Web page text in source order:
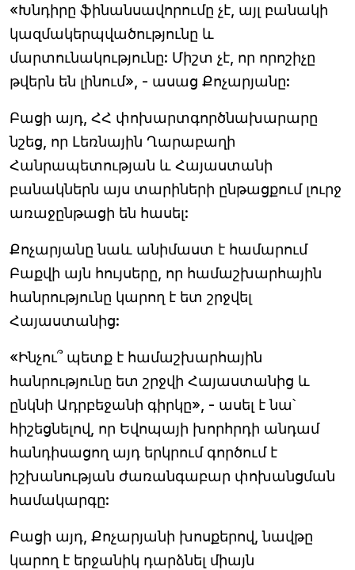
«Խնդիրը ֆինանսավորումը չէ, այլ բանակի
կազմակերպվածությունը և
մարտունակությունը: Միշտ չէ, որ որոշիչը
թվերն են լինում», - ասաց Քոչարյանը:
Բացի այդ, ՀՀ փոխարտգործնախարարը
նշեց, որ Լեռնային Ղարաբաղի
Հանրապետության և Հայաստանի
բանակներն այս տարիների ընթացքում լուրջ
առաջընթացի են հասել:
Քոչարյանը նաև անիմաստ է համարում
Բաքվի այն հույսերը, որ համաշխարհային
հանրությունը կարող է ետ շրջվել
Հայաստանից:
«Ինչու՞ պետք է համաշխարհային
հանրությունը ետ շրջվի Հայաստանից և
ընկնի Ադրբեջանի գիրկը», - ասել է նա՝
հիշեցնելով, որ Եվոպայի խորհրդի անդամ
հանդիսացող այդ երկրում գործում է
իշխանության ժառանգաբար փոխանցման
համակարգը:
Բացի այդ, Քոչարյանի խոսքերով, նավթը
կարող է երջանիկ դարձնել միայն